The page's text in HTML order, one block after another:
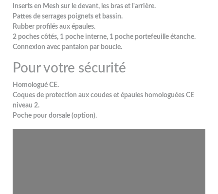
Inserts en Mesh sur le devant, les bras et l'arrière.
Pattes de serrages poignets et bassin.
Rubber profilés aux épaules.
2 poches côtés, 1 poche interne, 1 poche portefeuille étanche.
Connexion avec pantalon par boucle.
Pour votre sécurité
Homologué CE.
Coques de protection aux coudes et épaules homologuées CE
niveau 2.
Poche pour dorsale (option).